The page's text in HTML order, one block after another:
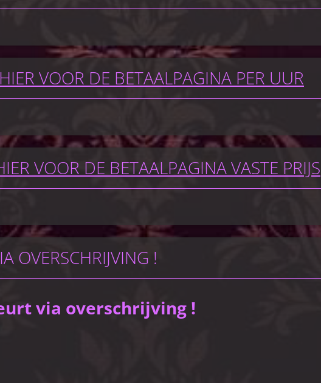
VOOR DE BETAALPAGINA PER UUR
VOOR DE BETAALPAGINA VASTE PRIJS
OVERSCHRIJVING !
via overschrijving !